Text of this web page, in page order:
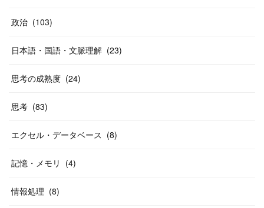
政治 (103)
日本語・国語・文脈理解 (23)
思考の成熟度 (24)
思考 (83)
エクセル・データベース (8)
記憶・メモリ (4)
情報処理 (8)